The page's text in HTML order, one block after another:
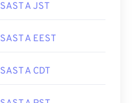
SAST A JST
SAST A EEST
SAST A CDT